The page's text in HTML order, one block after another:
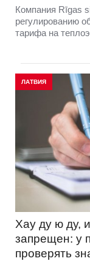
Компания Rīgas
регулированию
тарифа на
ЛАТВИЯ
Хау ду ю ду,
запрещен: у
проверять